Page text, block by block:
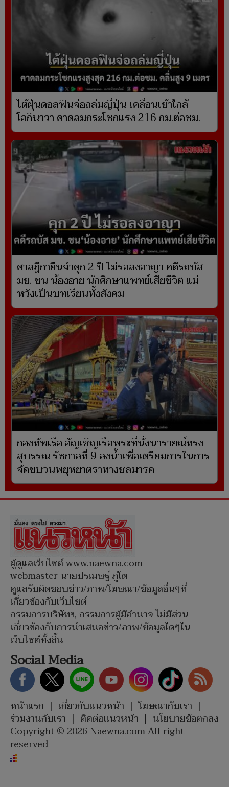
ไต้ฝุ่นดอลฟินจ่อถล่มญี่ปุ่น เคลื่อนเข้าใกล้
โอกินาวา คาดลมกระโชกแรง 216 กม.ต่อชม.
ศาลฎีกายืนจำคุก 2 ปี ไม่รอลงอาญา คดีรถบัส
มข. ชน น้องอาย นักศึกษาแพทย์เสียชีวิต แม่
หวังเป็นบทเรียนทั้งสังคม
กองทัพเรือ อัญเชิญเรือพระที่นั่งนารายณ์ทรง
สุบรรณ รัชกาลที่ 9 ลงน้ำเพื่อเตรียมการในการ
จัดขบวนพยุหยาตราทางชลมารค
ผู้ดูแลเว็บไซต์ www.naewna.com
webmaster นายปรเมษฐ์ ภู่โต
ดูแลรับผิดชอบข่าว/ภาพ/โฆษณา/ข้อมูลอื่นๆที่
เกี่ยวข้องกับเว็บไซต์
กรรมการบริษัทฯ, กรรมการผู้มีอำนาจ ไม่มีส่วน
เกี่ยวข้องกับการนำเสนอข่าว/ภาพ/ข้อมูลใดๆใน
เว็บไซต์ทั้งสิ้น
Social Media
หน้าแรก | เกี่ยวกับแนวหน้า | โฆษณากับเรา |
ร่วมงานกับเรา | ติดต่อแนวหน้า | นโยบายข้อตกลง
Copyright © 2026 Naewna.com All right
reserved